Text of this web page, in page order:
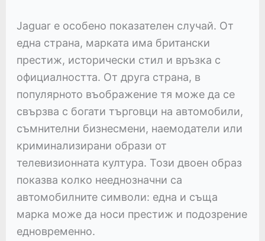
Jaguar е особено показателен случай. От
една страна, марката има британски
престиж, исторически стил и връзка с
официалността. От друга страна, в
популярното въображение тя може да се
свързва с богати търговци на автомобили,
съмнителни бизнесмени, наемодатели или
криминализирани образи от
телевизионната култура. Този двоен образ
показва колко нееднозначни са
автомобилните символи: една и съща
марка може да носи престиж и подозрение
едновременно.